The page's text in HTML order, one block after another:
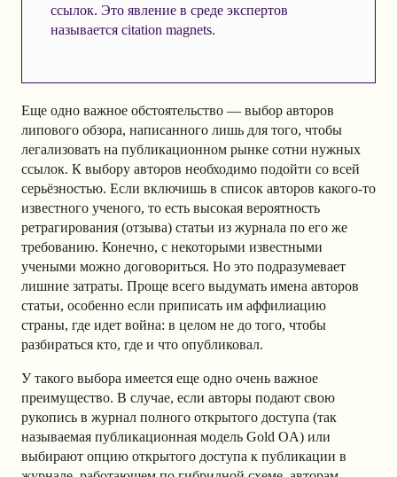
ссылок. Это явление в среде экспертов
называется citation magnets.
Еще одно важное обстоятельство — выбор авторов
липового обзора, написанного лишь для того, чтобы
легализовать на публикационном рынке сотни нужных
ссылок. К выбору авторов необходимо подойти со всей
серьёзностью. Если включишь в список авторов какого-то
известного ученого, то есть высокая вероятность
ретрагирования (отзыва) статьи из журнала по его же
требованию. Конечно, с некоторыми известными
учеными можно договориться. Но это подразумевает
лишние затраты. Проще всего выдумать имена авторов
статьи, особенно если приписать им аффилиацию
страны, где идет война: в целом не до того, чтобы
разбираться кто, где и что опубликовал.
У такого выбора имеется еще одно очень важное
преимущество. В случае, если авторы подают свою
рукопись в журнал полного открытого доступа (так
называемая публикационная модель Gold OA) или
выбирают опцию открытого доступа к публикации в